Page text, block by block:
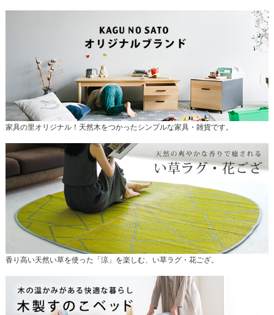
家具の里オリジナル！天然木をつかったシンプルな家具・雑貨です。
香り高い天然い草を使った「涼」を楽しむ、い草ラグ・花ござ。